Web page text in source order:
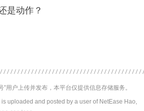
是动作？​​
用户上传并发布，本平台仅提供信息存储服务。
uploaded and posted by a user of NetEase Hao,